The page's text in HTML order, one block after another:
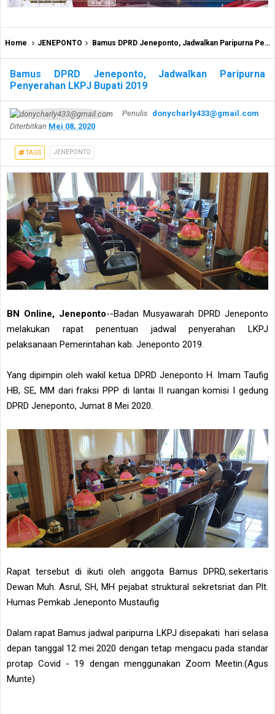
Home JENEPONTO Bamus DPRD Jeneponto, Jadwalkan Paripurna Penyerahan LKPJ Bupati 2019
Bamus DPRD Jeneponto, Jadwalkan Paripurna
Penyerahan LKPJ Bupati 2019
Penulis donycharly433@gmail.com
Diterbitkan Mei 08, 2020
TAGS JENEPONTO
BN Online, Jeneponto--Badan Musyawarah DPRD Jeneponto
melakukan rapat penentuan jadwal penyerahan LKPJ
pelaksanaan Pemerintahan kab. Jeneponto 2019.
Yang dipimpin oleh wakil ketua DPRD Jeneponto H. Imam Taufig
HB, SE, MM dari fraksi PPP di lantai II ruangan komisi I gedung
DPRD Jeneponto, Jumat 8 Mei 2020.
Rapat tersebut di ikuti oleh anggota Bamus DPRD,.sekertaris
Dewan Muh. Asrul, SH, MH pejabat struktural sekretsriat dan Plt.
Humas Pemkab Jeneponto Mustaufig
Dalam rapat Bamus jadwal paripurna LKPJ disepakati hari selasa
depan tanggal 12 mei 2020 dengan tetap mengacu pada standar
protap Covid - 19 dengan menggunakan Zoom Meetin.(Agus
Munte)